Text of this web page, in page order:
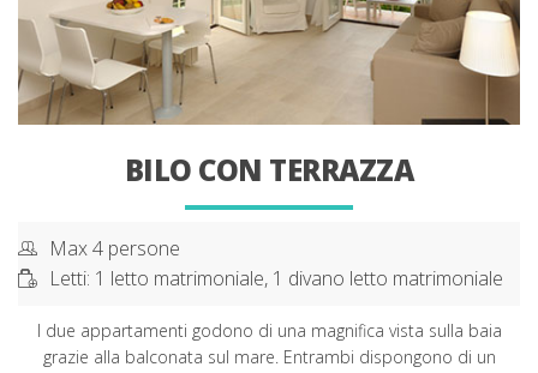
BILO CON TERRAZZA
Max 4 persone
Letti: 1 letto matrimoniale, 1 divano letto matrimoniale
I due appartamenti godono di una magnifica vista sulla baia
grazie alla balconata sul mare. Entrambi dispongono di un